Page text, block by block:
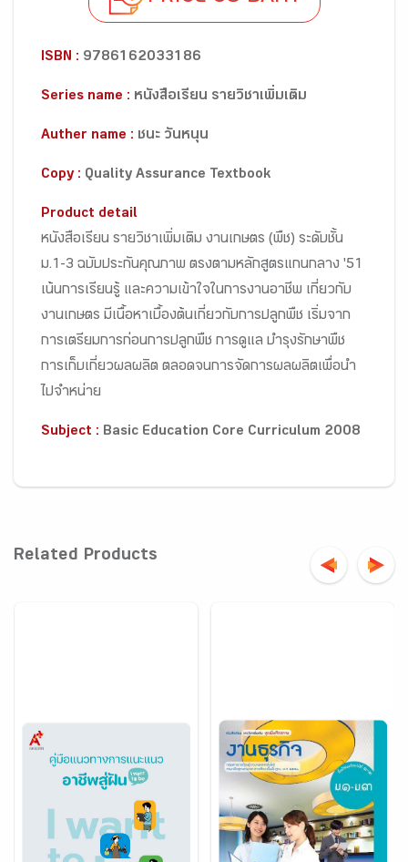
ISBN : 9786162033186
Series name : หนังสือเรียน รายวิชาเพิ่มเติม
Auther name : ชนะ วันหนุน
Copy : Quality Assurance Textbook
Product detail
หนังสือเรียน รายวิชาเพิ่มเติม งานเกษตร (พืช) ระดับชั้น
ม.1-3 ฉบับประกันคุณภาพ ตรงตามหลักสูตรแกนกลาง '51
เน้นการเรียนรู้ และความเข้าใจในการงานอาชีพ เกี่ยวกับ
งานเกษตร มีเนื้อหาเบื้องต้นเกี่ยวกับการปลูกพืช เริ่มจาก
การเตรียมการก่อนการปลูกพืช การดูแล บำรุงรักษาพืช
การเก็บเกี่ยวผลผลิต ตลอดจนการจัดการผลผลิตเพื่อนำ
ไปจำหน่าย
Subject : Basic Education Core Curriculum 2008
Related Products